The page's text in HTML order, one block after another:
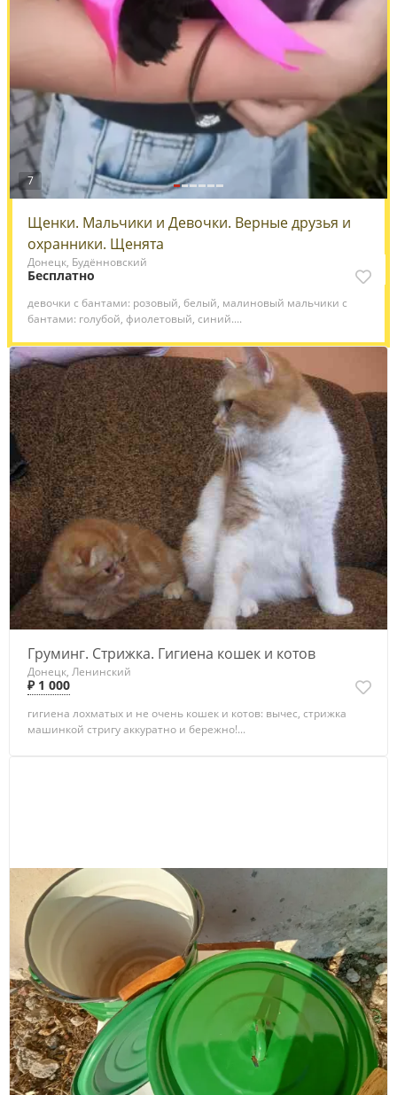
7
Щенки. Мальчики и Девочки. Верные друзья и
охранники. Щенята
Донецк, Будённовский
Бесплатно
девочки с бантами: розовый, белый, малиновый мальчики с
бантами: голубой, фиолетовый, синий....
Груминг. Стрижка. Гигиена кошек и котов
Донецк, Ленинский
₽ 1 000
гигиена лохматых и не очень кошек и котов: вычес, стрижка
машинкой стригу аккуратно и бережно!...